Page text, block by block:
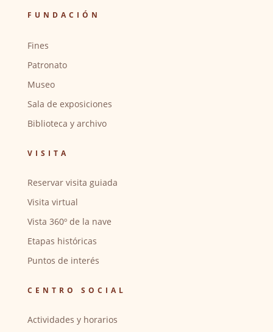
FUNDACIÓN
Fines
Patronato
Museo
Sala de exposiciones
Biblioteca y archivo
VISITA
Reservar visita guiada
Visita virtual
Vista 360º de la nave
Etapas históricas
Puntos de interés
CENTRO SOCIAL
Actividades y horarios